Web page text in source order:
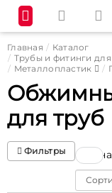
Главная
Каталог
Трубы и фитинги
Металлопластик
для труб
Фильтры В
Sort